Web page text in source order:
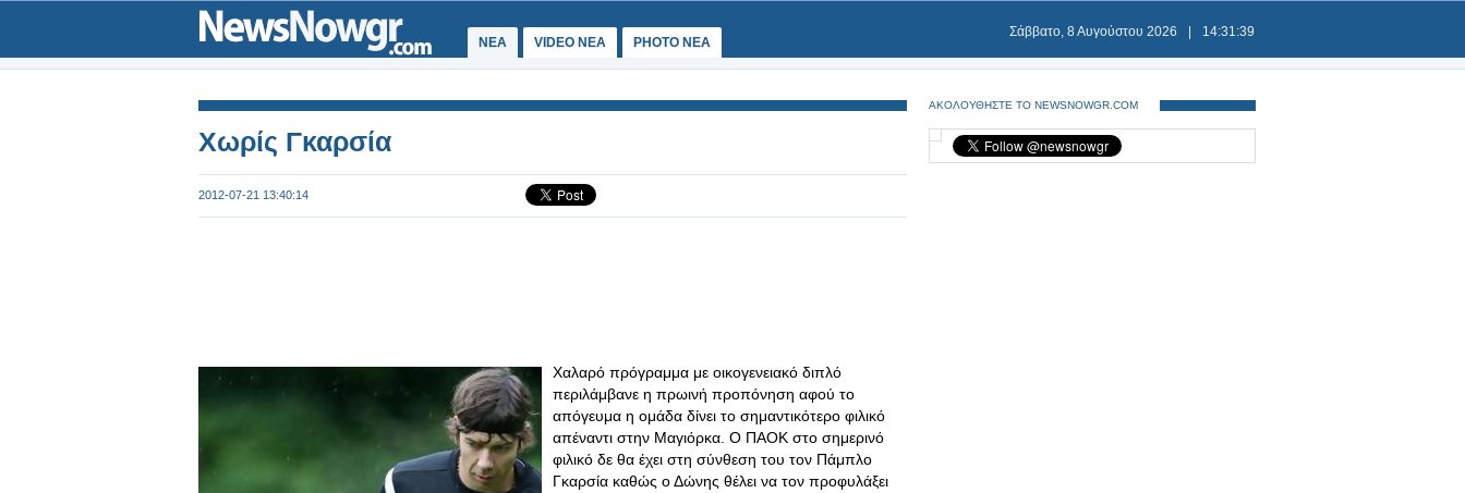
ΝΕΑ VIDEO NEA PHOTO NEA
Σάββατο, 8 Αυγούστου 2026 14:31:40
Χωρίς Γκαρσία
2012-07-21 13:40:14
Χαλαρό πρόγραμμα με οικογενειακό διπλό
περιλάμβανε η πρωινή προπόνηση αφού το
απόγευμα η ομάδα δίνει το σημαντικότερο φιλικό
απέναντι στην Μαγιόρκα. Ο ΠΑΟΚ στο σημερινό
φιλικό δε θα έχει στη σύνθεση του τον Πάμπλο
Γκαρσία καθώς ο Δώνης θέλει να τον προφυλάξει
ΑΚΟΛΟΥΘΗΣΤΕ ΤΟ NEWSNOWGR.COM